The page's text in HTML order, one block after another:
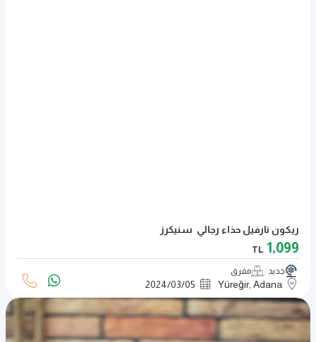
ريكون نارفيل حذاء رجالي سنيكرز
1,099
TL
جديد مفرق
Yüreğir, Adana
2024/03/05